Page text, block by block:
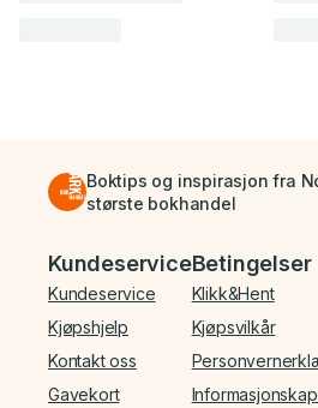
Boktips og inspirasjon fra
største bokhandel
Bunnmeny
Kundeservice
Kundeservice
Kjøpshjelp
Kontakt oss
Gavekort
Betingelser
Klikk&Hent
Kjøpsvilkår